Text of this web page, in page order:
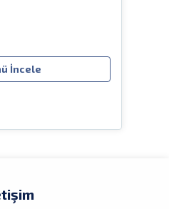
İncele